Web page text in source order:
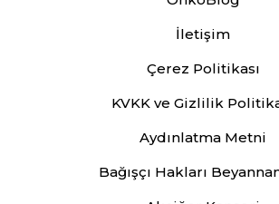
İletişim
Çerez Politikası
KVKK ve Gizlilik
Aydınlatma Metni
Bağışçı Hakları